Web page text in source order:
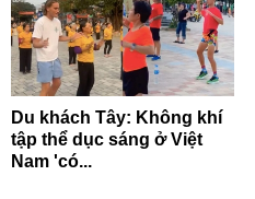
Du khách Tây: Không khí
tập thể dục sáng ở Việt
Nam 'có...